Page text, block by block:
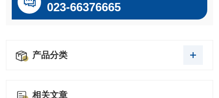
023-66376665
产品分类
相关文章